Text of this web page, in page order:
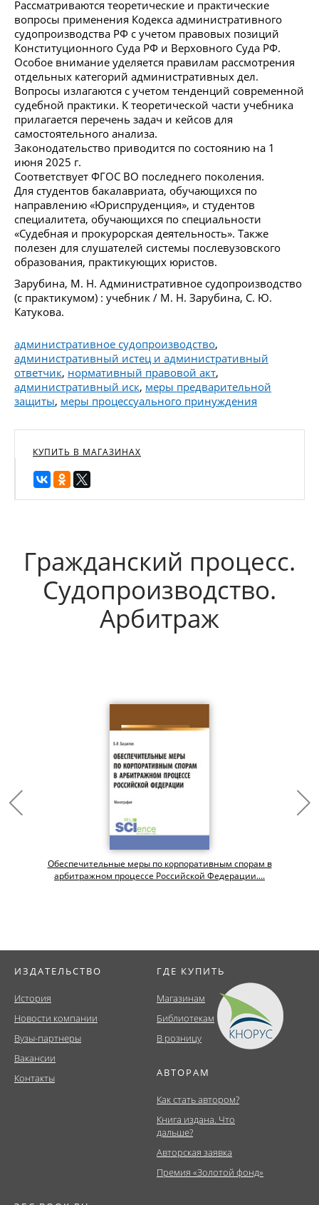
Рассматриваются теоретические и практические
вопросы применения Кодекса административного
судопроизводства РФ с учетом правовых позиций
Конституционного Суда РФ и Верховного Суда РФ.
Особое внимание уделяется правилам рассмотрения
отдельных категорий административных дел.
Вопросы излагаются с учетом тенденций современной
судебной практики. К теоретической части учебника
прилагается перечень задач и кейсов для
самостоятельного анализа.
Законодательство приводится по состоянию на 1
июня 2025 г.
Соответствует ФГОС ВО последнего поколения.
Для студентов бакалавриата, обучающихся по
направлению «Юриспруденция», и студентов
специалитета, обучающихся по специальности
«Судебная и прокурорская деятельность». Также
полезен для слушателей системы послевузовского
образования, практикующих юристов.
Зарубина, М. Н. Административное судопроизводство
(с практикумом) : учебник / М. Н. Зарубина, С. Ю.
Катукова.
административное судопроизводство,
административный истец и административный
ответчик, нормативный правовой акт,
административный иск, меры предварительной
защиты, меры процессуального принуждения
КУПИТЬ В МАГАЗИНАХ
Гражданский процесс.
Судопроизводство.
Арбитраж
Обеспечительные меры по корпоративным спорам в
арбитражном процессе Российской Федерации....
ИЗДАТЕЛЬСТВО
История
Новости компании
Вузы-партнеры
Вакансии
Контакты
ГДЕ КУПИТЬ
Магазинам
Библиотекам
В розницу
АВТОРАМ
Как стать автором?
Книга издана. Что
дальше?
Авторская заявка
Премия «Золотой фонд»